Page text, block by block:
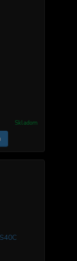
Skladom